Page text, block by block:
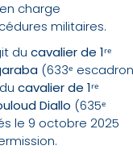
charge
militaires.
du cavalier de 1ʳᵉ
(633ᵉ escadron
cavalier de 1ʳᵉ
Diallo (635ᵉ
le 9 octobre 2025